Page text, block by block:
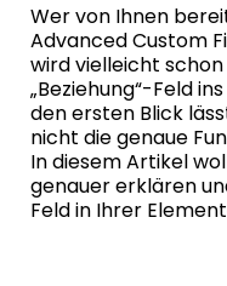
Wer von Ihnen
Advanced Custom
wird vielleicht
„Beziehung“-Feld
den ersten Blick
nicht die genaue
In diesem Artikel
genauer erklären
Feld in Ihrer